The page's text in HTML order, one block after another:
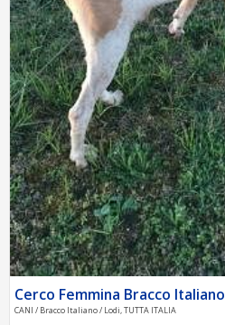
Cerco Femmina Bracco Italiano
CANI / Bracco Italiano / Lodi, TUTTA ITALIA